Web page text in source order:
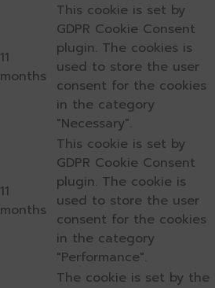
11
months
This cookie is set by
GDPR Cookie Consent
plugin. The cookies is
used to store the user
consent for the cookies
in the category
"Necessary".
11
months
This cookie is set by
GDPR Cookie Consent
plugin. The cookie is
used to store the user
consent for the cookies
in the category
"Performance".
The cookie is set by the